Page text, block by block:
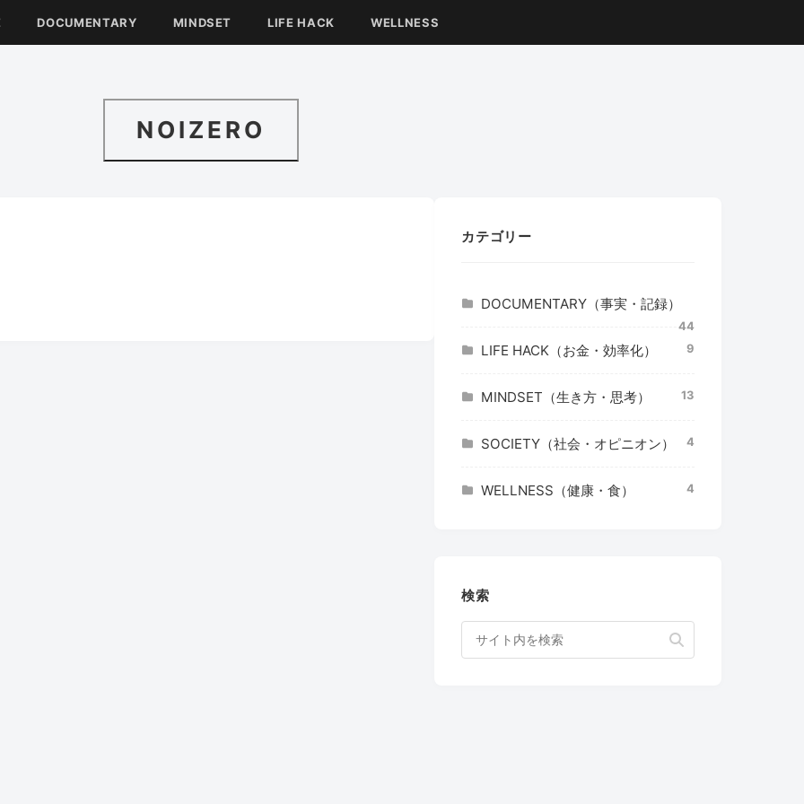
DOCUMENTARY MINDSET LIFE HACK WELLNESS
NOIZERO
カテゴリー
DOCUMENTARY（事実・記録）
44
LIFE HACK（お金・効率化） 9
MINDSET（生き方・思考） 13
SOCIETY（社会・オピニオン） 4
WELLNESS（健康・食） 4
検索